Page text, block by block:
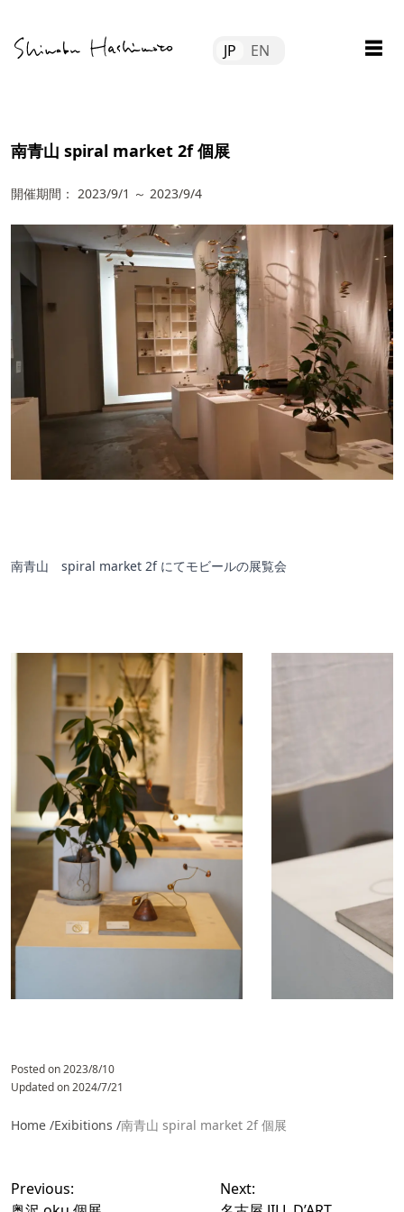
content
JP EN ☰
南青山 spiral market 2f 個展
開催期間： 2023/9/1 ～ 2023/9/4
南青山 spiral market 2f にてモビールの展覧会
Posted on2023/8/10
Updated on2024/7/21
Home /Exibitions /南青山 spiral market 2f 個展
稿
Previous:
Next: